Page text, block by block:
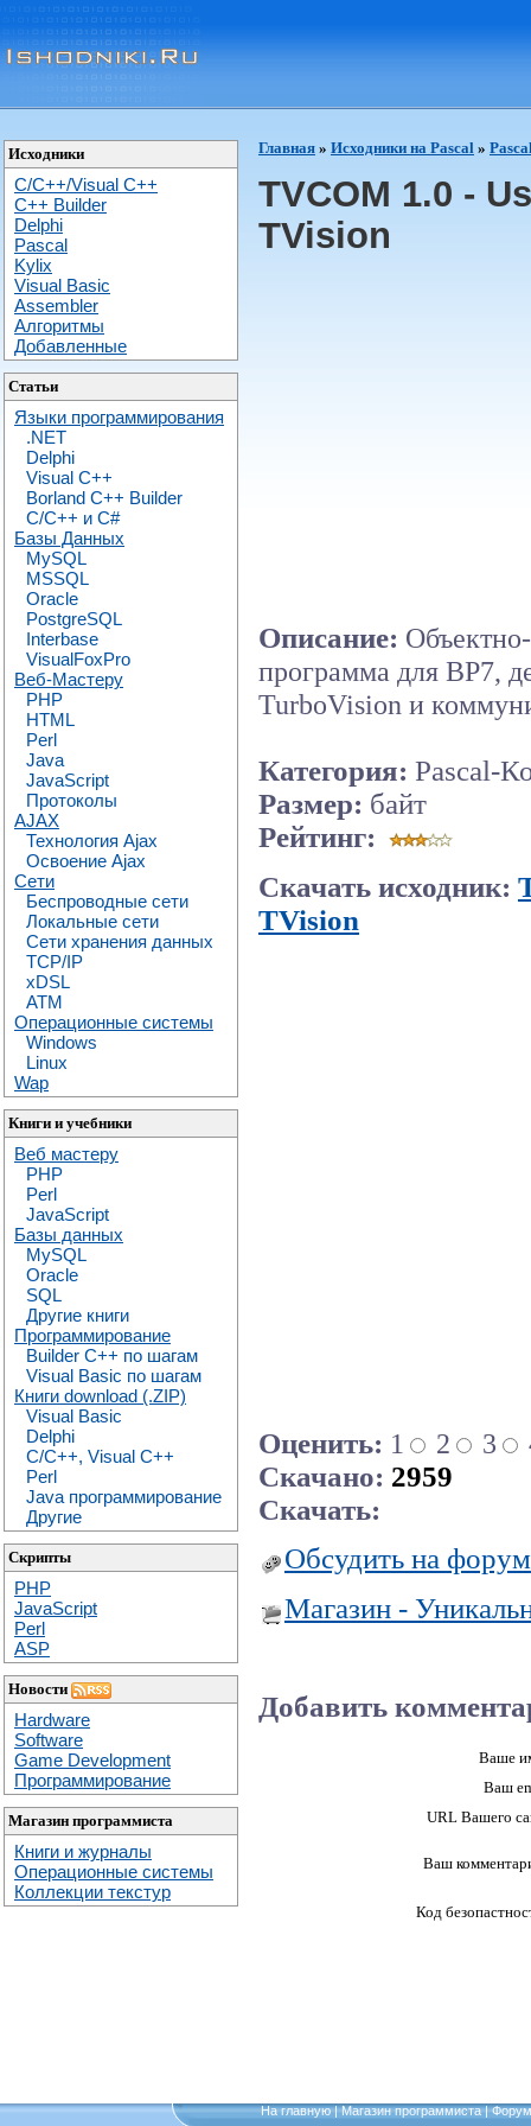
Исходники
C/C++/Visual C++
С++ Builder
Delphi
Pascal
Kylix
Visual Basic
Assembler
Алгоритмы
Добавленные
Статьи
Языки программирования
.NET
Delphi
Visual C++
Borland C++ Builder
C/С++ и C#
Базы Данных
MySQL
MSSQL
Oracle
PostgreSQL
Interbase
VisualFoxPro
Веб-Мастеру
PHP
HTML
Perl
Java
JavaScript
Протоколы
AJAX
Технология Ajax
Освоение Ajax
Сети
Беспроводные сети
Локальные сети
Сети хранения данных
TCP/IP
xDSL
ATM
Операционные системы
Windows
Linux
Wap
Книги и учебники
Веб мастеру
PHP
Perl
JavaScript
Базы данных
MySQL
Oracle
SQL
Другие книги
Программирование
Builder C++ по шагам
Visual Basic по шагам
Книги download (.ZIP)
Visual Basic
Delphi
C/C++, Visual C++
Perl
Java программирование
Другие
Скрипты
PHP
JavaScript
Perl
ASP
Новости
Hardware
Software
Game Development
Программирование
Магазин программиста
Книги и журналы
Операционные системы
Коллекции текстур
Главная » Исходники на Pascal »
TVCOM 1.0 -
TVision
Описание:
программа для BP7,
TurboVision и
Категория: Pascal-
Размер: байт
Рейтинг:
Скачать исходник:
TVision
Оценить: 1 2 3
Скачано: 2959
Скачать:
Обсудить на
Магазин -
Добавить
Ваше
Ваш
URL Вашего
Ваш
Код
На главную|Магазин программиста|Форум